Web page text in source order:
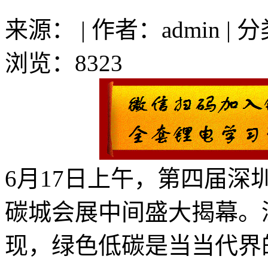
来源： | 作者：admin | 分
浏览：8323
6月17日上午，第四届深
碳城会展中间盛大揭幕
现，绿色低碳是当当代